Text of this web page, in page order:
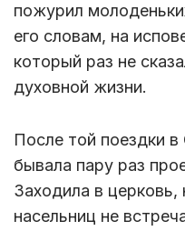
пожурил
его словам, на
который раз не
духовной жизни.
После той поездки
бывала пару раз
Заходила в церковь,
насельниц не